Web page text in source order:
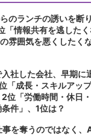
らのランチの誘いを断
情報共有を逃した
の雰囲気を悪くしたく
入社した会社、早期に
成長・スキルアッ
2位「労働時間・休日
件」、1位は？
を奪うのではなく、